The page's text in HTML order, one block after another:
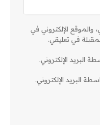
والموقع الإلكتروني في
في تعليقي.
البريد الإلكتروني.
البريد الإلكتروني.